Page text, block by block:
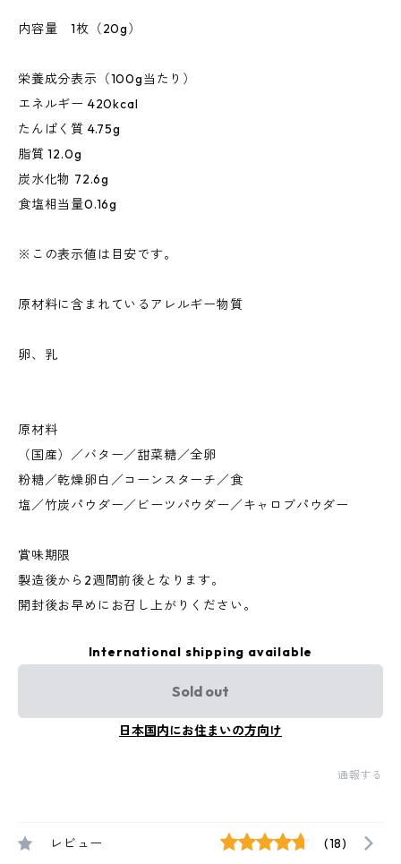
内容量 1枚（20g）
栄養成分表示（100g当たり）
エネルギー 420kcal
たんぱく質 4.75g
脂質 12.0g
炭水化物 72.6g
食塩相当量0.16g
※この表示値は目安です。
原材料に含まれているアレルギー物質
卵、乳
原材料
（国産）／バター／甜菜糖／全卵
粉糖／乾燥卵白／コーンスターチ／食
塩／竹炭パウダー／ビーツパウダー／キャロブパウダー
賞味期限
製造後から2週間前後となります。
開封後お早めにお召し上がりください。
International shipping available
Sold out
日本国内にお住まいの方向け
通報する
レビュー (18)